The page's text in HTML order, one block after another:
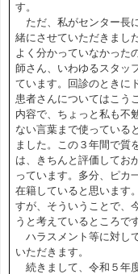
す。
ただ、私がセンター長
緒にさせていただきまし
よく分かっていなかった
師さん、いわゆるスタッ
ています。回診のときに
患者さんについてはこう
内容で、ちょっと私も不
ない言葉まで使っている
ました。この３年間で質
は、きちんと評価してお
っています。多分、ピカ
在籍していると思います
すが、そういうことで、
うと考えているところです
ハラスメント等に対し
いただきます。
続きまして、令和５年